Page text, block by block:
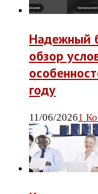
Надежный
обзор
году
11/06/20261